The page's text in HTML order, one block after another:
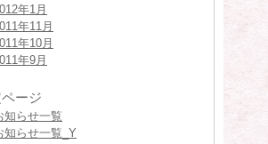
年1月
年11月
年10月
年9月
ージ
知らせ一覧
知らせ一覧_Y